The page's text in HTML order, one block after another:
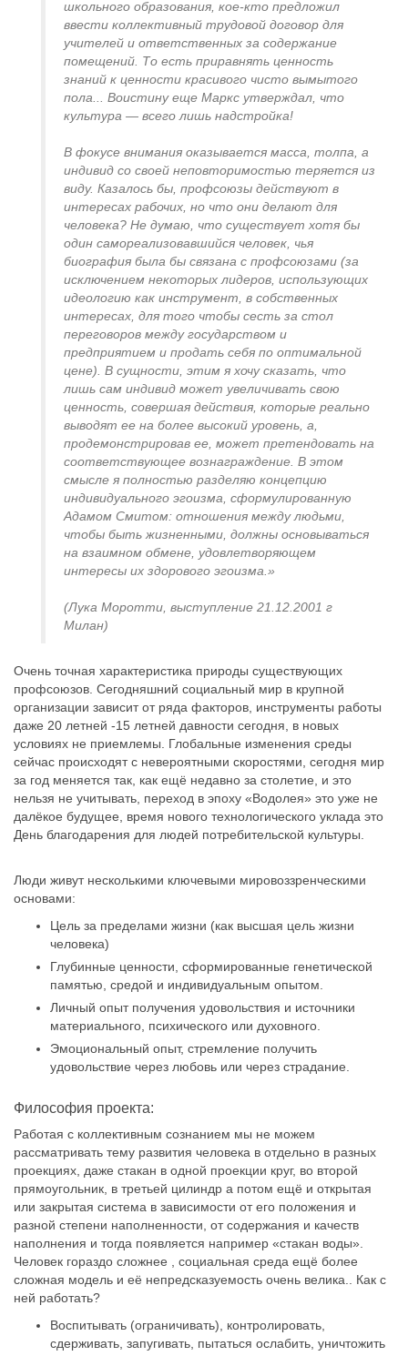
школьного образования, кое-кто предложил
ввести коллективный трудовой договор для
учителей и ответственных за содержание
помещений. То есть приравнять ценность
знаний к ценности красивого чисто вымытого
пола... Воистину еще Маркс утверждал, что
культура — всего лишь надстройка!
В фокусе внимания оказывается масса, толпа, а
индивид со своей неповторимостью теряется из
виду. Казалось бы, профсоюзы действуют в
интересах рабочих, но что они делают для
человека? Не думаю, что существует хотя бы
один самореализовавшийся человек, чья
биография была бы связана с профсоюзами (за
исключением некоторых лидеров, использующих
идеологию как инструмент, в собственных
интересах, для того чтобы сесть за стол
переговоров между государством и
предприятием и продать себя по оптимальной
цене). В сущности, этим я хочу сказать, что
лишь сам индивид может увеличивать свою
ценность, совершая действия, которые реально
выводят ее на более высокий уровень, а,
продемонстрировав ее, может претендовать на
соответствующее вознаграждение. В этом
смысле я полностью разделяю концепцию
индивидуального эгоизма, сформулированную
Адамом Смитом: отношения между людьми,
чтобы быть жизненными, должны основываться
на взаимном обмене, удовлетворяющем
интересы их здорового эгоизма.»
(Лука Моротти, выступление 21.12.2001 г
Милан)
Очень точная характеристика природы существующих
профсоюзов. Сегодняшний социальный мир в крупной
организации зависит от ряда факторов, инструменты работы
даже 20 летней -15 летней давности сегодня, в новых
условиях не приемлемы. Глобальные изменения среды
сейчас происходят с невероятными скоростями, сегодня мир
за год меняется так, как ещё недавно за столетие, и это
нельзя не учитывать, переход в эпоху «Водолея» это уже не
далёкое будущее, время нового технологического уклада это
День благодарения для людей потребительской культуры.
Люди живут несколькими ключевыми мировоззренческими
основами:
Цель за пределами жизни (как высшая цель жизни
человека)
Глубинные ценности, сформированные генетической
памятью, средой и индивидуальным опытом.
Личный опыт получения удовольствия и источники
материального, психического или духовного.
Эмоциональный опыт, стремление получить
удовольствие через любовь или через страдание.
Философия проекта:
Работая с коллективным сознанием мы не можем
рассматривать тему развития человека в отдельно в разных
проекциях, даже стакан в одной проекции круг, во второй
прямоугольник, в третьей цилиндр а потом ещё и открытая
или закрытая система в зависимости от его положения и
разной степени наполненности, от содержания и качеств
наполнения и тогда появляется например «стакан воды».
Человек гораздо сложнее , социальная среда ещё более
сложная модель и её непредсказуемость очень велика.. Как с
ней работать?
Воспитывать (ограничивать), контролировать,
сдерживать, запугивать, пытаться ослабить, уничтожить